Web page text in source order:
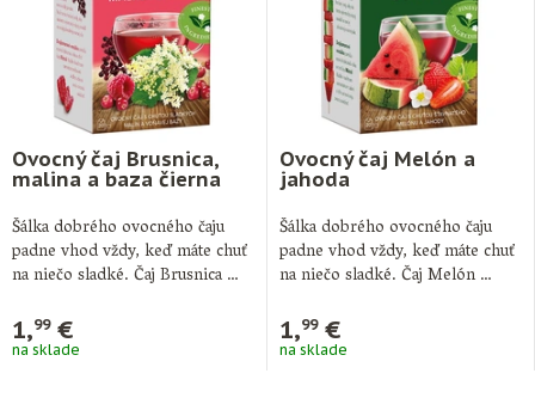
Ovocný čaj Brusnica,
malina a baza čierna
Šálka dobrého ovocného čaju
padne vhod vždy, keď máte chuť
na niečo sladké. Čaj Brusnica …
1,99€
na sklade
Ovocný čaj Melón a
jahoda
Šálka dobrého ovocného čaju
padne vhod vždy, keď máte chuť
na niečo sladké. Čaj Melón …
1,99€
na sklade